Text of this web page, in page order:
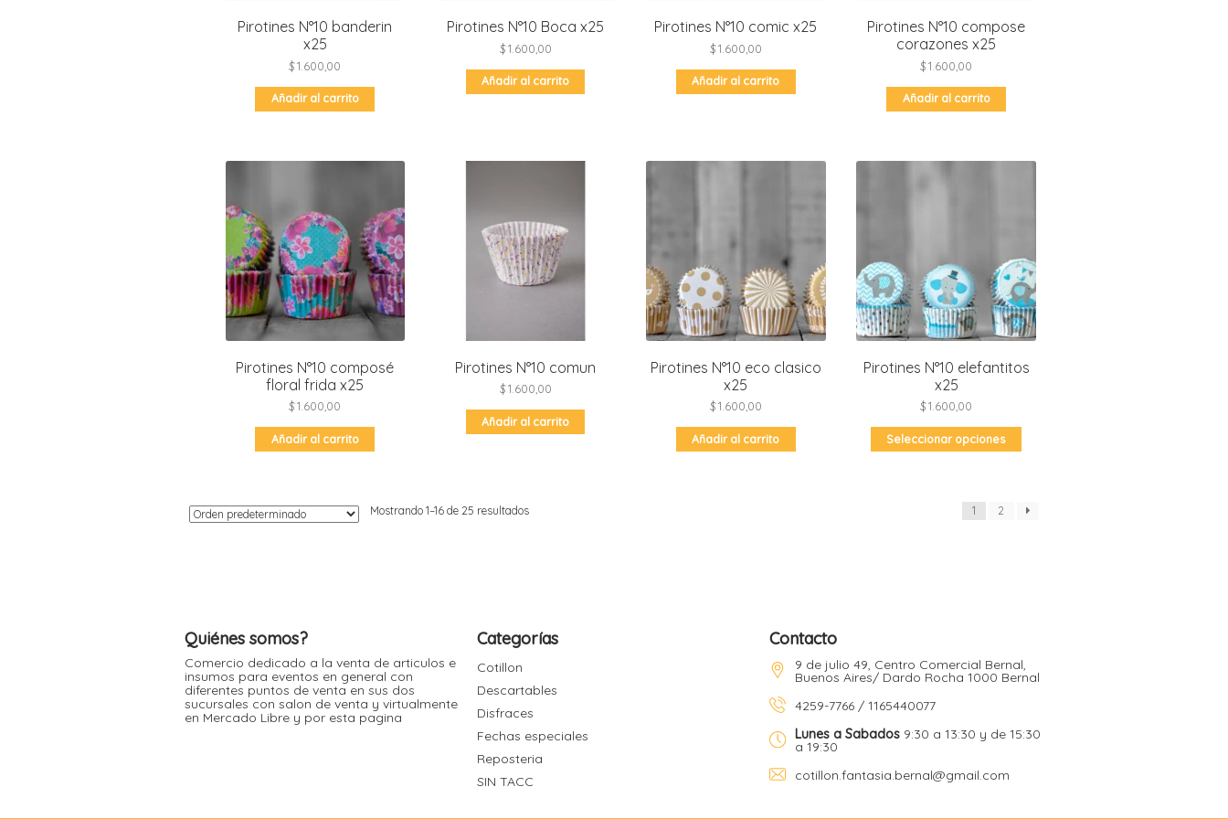
Pirotines N°10 banderin
x25
$1.600,00
Añadir al carrito
Pirotines N°10 Boca x25
$1.600,00
Añadir al carrito
Pirotines N°10 comic x25
$1.600,00
Añadir al carrito
Pirotines N°10 compose
corazones x25
$1.600,00
Añadir al carrito
Pirotines N°10 composé
floral frida x25
$1.600,00
Añadir al carrito
Pirotines N°10 comun
$1.600,00
Añadir al carrito
Pirotines N°10 eco clasico
x25
$1.600,00
Añadir al carrito
Pirotines N°10 elefantitos
x25
$1.600,00
Seleccionar opciones
Este
tiene
se
Mostrando 1–16 de 25 resultados 1 2
Quiénes somos?
Comercio dedicado a la venta de articulos e
insumos para eventos en general con
diferentes puntos de venta en sus dos
sucursales con salon de venta y virtualmente
en Mercado Libre y por esta pagina
Categorías
Cotillon
Descartables
Disfraces
Fechas especiales
Reposteria
SIN TACC
Contacto
9 de julio 49, Centro Comercial Bernal,
Buenos Aires/ Dardo Rocha 1000 Bernal
4259-7766 / 1165440077
Lunes a Sabados9:30 a 13:30 y de 15:30
a 19:30
cotillon.fantasia.bernal@gmail.com